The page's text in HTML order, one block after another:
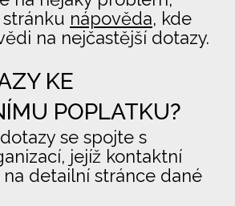
nápověda, kde
na nejčastější dotazy.
KE
POPLATKU?
se spojte s
jejíž kontaktní
detailní stránce dané